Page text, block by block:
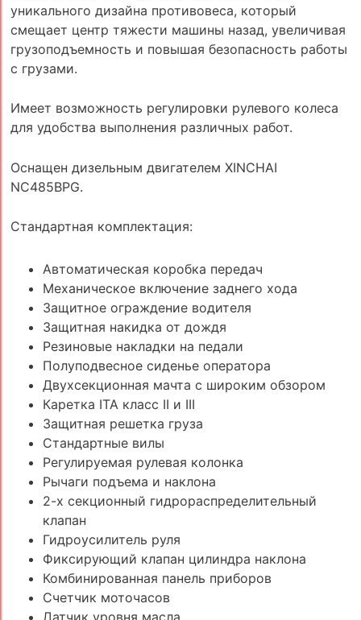
уникального дизайна противовеса, который
смещает центр тяжести машины назад, увеличивая
грузоподъемность и повышая безопасность работы
с грузами.
Имеет возможность регулировки рулевого колеса
для удобства выполнения различных работ.
Оснащен дизельным двигателем XINCHAI
NC485BPG.
Стандартная комплектация:
Автоматическая коробка передач
Механическое включение заднего хода
Защитное ограждение водителя
Защитная накидка от дождя
Резиновые накладки на педали
Полуподвесное сиденье оператора
Двухсекционная мачта с широким обзором
Каретка ITA класс II и III
Защитная решетка груза
Стандартные вилы
Регулируемая рулевая колонка
Рычаги подъема и наклона
2-х секционный гидрораспределительный
клапан
Гидроусилитель руля
Фиксирующий клапан цилиндра наклона
Комбинированная панель приборов
Счетчик моточасов